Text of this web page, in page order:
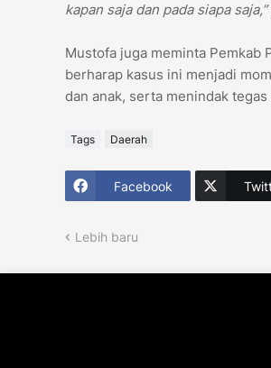
kapan saja dan pada siapa saja,”
Mustofa juga meminta Pemkab
berharap kasus ini menjadi
dan anak, serta menindak
Tags Daerah
Facebook
Lebih baru